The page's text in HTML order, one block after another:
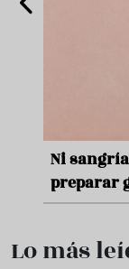
Ni
preparar
Lo más